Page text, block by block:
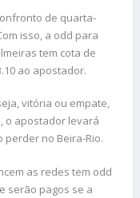
de quarta-
isso, a odd para
tem cota de
ao apostador.
vitória ou empate,
o apostador levará
perder no Beira-Rio.
as redes tem odd
serão pagos se a